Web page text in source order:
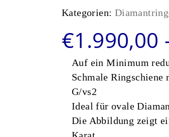
Kategorien:
€1.990,00
Auf ein Minimum
Schmale Ringschiene
G/vs2
Ideal für ovale
Die Abbildung zeigt